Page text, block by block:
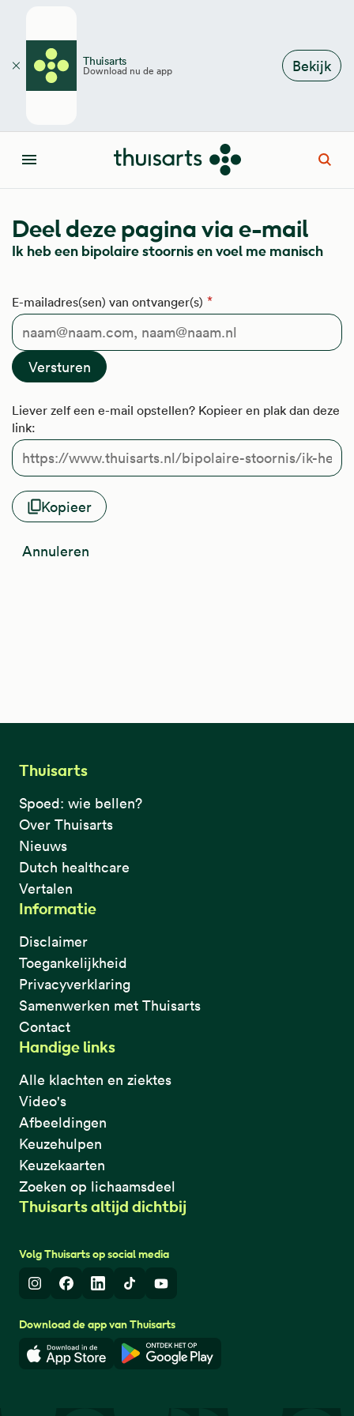
Thuisarts
Download nu de app Bekijk
Sluiten
Menu
Deel deze pagina via e-mail
Ik heb een bipolaire stoornis en voel me manisch
E-mailadres(sen) van ontvanger(s)
Liever zelf een e-mail opstellen? Kopieer en plak dan deze
link:
Kopieer
Annuleren
Thuisarts
Spoed: wie bellen?
Over Thuisarts
Nieuws
Dutch healthcare
Vertalen
Informatie
Disclaimer
Toegankelijkheid
Privacyverklaring
Samenwerken met Thuisarts
Contact
Handige links
Alle klachten en ziektes
Video's
Afbeeldingen
Keuzehulpen
Keuzekaarten
Zoeken op lichaamsdeel
Thuisarts altijd dichtbij
Volg Thuisarts op social media
InstagramFacebook
LinkedInTikTokYoutube
Download de app van Thuisarts
Download in de App StoreDownload in de Google Play